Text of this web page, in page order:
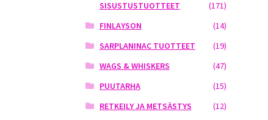
SISUSTUSTUOTTEET
(171)
FINLAYSON
(14)
SARPLANINAC TUOTTEET
(19)
WAGS & WHISKERS
(47)
PUUTARHA
(15)
RETKEILY JA METSÄSTYS
(12)